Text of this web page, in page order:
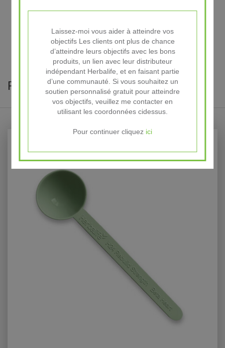
Produits connexes
Laissez-moi vous aider à atteindre vos
objectifs Les clients ont plus de chance
d’atteindre leurs objectifs avec les bons
produits, un lien avec leur distributeur
indépendant Herbalife, et en faisant partie
d’une communauté. Si vous souhaitez un
soutien personnalisé gratuit pour atteindre
vos objectifs, veuillez me contacter en
utilisant les coordonnées cidessus.
Pour continuer cliquez ici